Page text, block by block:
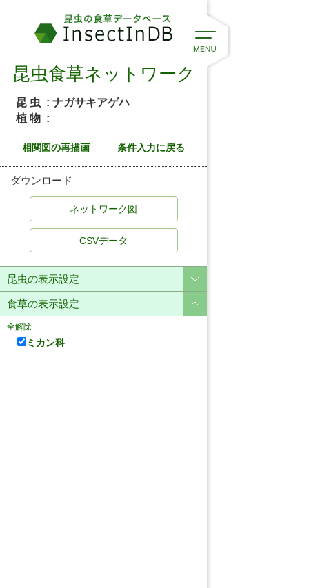
昆虫食草ネットワーク
昆 虫 : ナガサキアゲハ
植 物 :
ダウンロード
CSVデータ
昆虫の表示設定
食草の表示設定
全解除
ミカン科